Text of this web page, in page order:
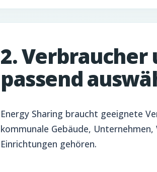
2. Verbraucher
passend
Energy Sharing braucht geeignete
kommunale Gebäude,
Einrichtungen gehören.